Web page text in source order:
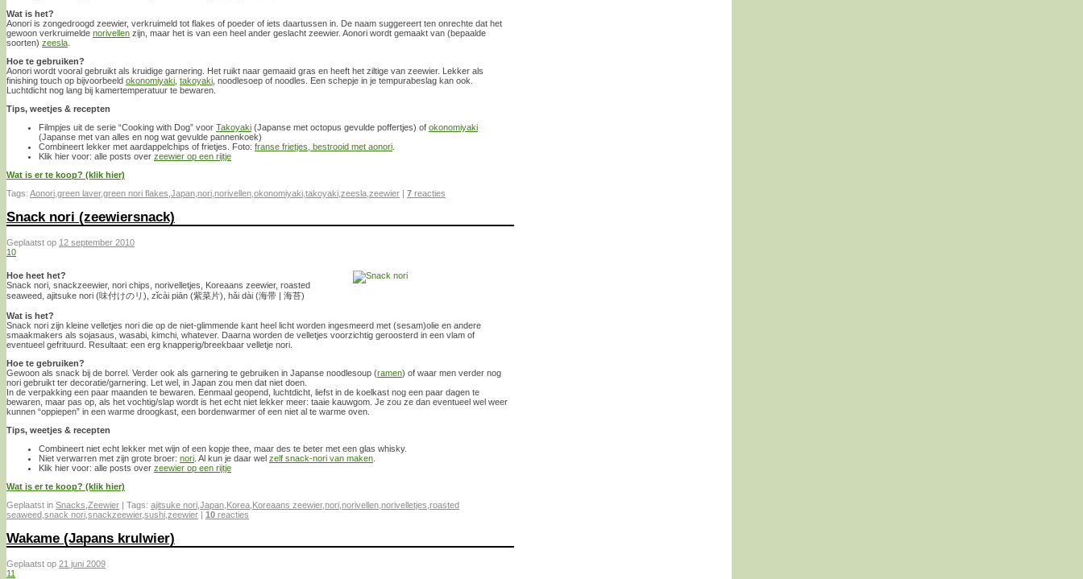
Wat is het?
Aonori is zongedroogd zeewier, verkruimeld tot flakes of poeder of iets daartussen in. De naam suggereert ten onrechte dat het
gewoon verkruimelde norivellen zijn, maar het is van een heel ander geslacht zeewier. Aonori wordt gemaakt van (bepaalde
soorten) zeesla
Hoe te gebruiken?
Aonori wordt vooral gebruikt als kruidige garnering. Het ruikt naar gemaaid gras en heeft het ziltige van zeewier. Lekker als
finishing touch op bijvoorbeeld okonomiyaki takoyaki , noodlesoep of noodles. Een schepje in je tempurabeslag kan ook.
Luchtdicht nog lang bij kamertemperatuur te bewaren.
Tips, weetjes & recepten
Filmpjes uit de serie “Cooking with Dog” voor Takoyaki (Japanse met octopus gevulde poffertjes) of okonomiyaki
(Japanse met van alles en nog wat gevulde pannenkoek)
Combineert lekker met aardappelchips of frietjes. Foto: franse frietjes, bestrooid met aonori
Klik hier voor: alle posts over zeewier op een rijtje
Wat is er te koop? (klik hier)
Tags: Aonori green laver,green nori flakes Japan nori norivellen okonomiyaki takoyaki zeesla zeewier 7 reacties
Snack nori (zeewiersnack)
Geplaatst op 12 september 2010
10
Hoe heet het?
Snack nori, snackzeewier, nori chips, norivelletjes, Koreaans zeewier, roasted
seaweed, ajitsuke nori (味付けのリ), zǐcài piān (紫菜片), hǎi dài (海带 | 海苔)
Wat is het?
Snack nori zijn kleine velletjes nori die op de niet-glimmende kant heel licht worden ingesmeerd met (sesam)olie en andere
smaakmakers als sojasaus, wasabi, kimchi, whatever. Daarna worden de velletjes voorzichtig geroosterd in een vlam of
eventueel gefrituurd. Resultaat: een erg knapperig/breekbaar velletje nori.
Hoe te gebruiken?
Gewoon als snack bij de borrel. Verder ook als garnering te gebruiken in Japanse noodlesoup (ramen) of waar men verder nog
nori gebruikt ter decoratie/garnering. Let wel, in Japan zou men dat niet doen.
In de verpakking een paar maanden te bewaren. Eenmaal geopend, luchtdicht, liefst in de koelkast nog een paar dagen te
bewaren, maar pas op, als het vochtig/slap wordt is het echt niet lekker meer: taaie kauwgom. Je zou ze dan eventueel wel weer
kunnen “oppiepen” in een warme droogkast, een bordenwarmer of een niet al te warme oven.
Tips, weetjes & recepten
Combineert niet echt lekker met wijn of een kopje thee, maar des te beter met een glas whisky.
Niet verwarren met zijn grote broer: nori . Al kun je daar wel zelf snack-nori van maken
Klik hier voor: alle posts over zeewier op een rijtje
Wat is er te koop? (klik hier)
Geplaatst in Snacks Zeewier Tags: ajitsuke nori Japan Korea Koreaans zeewier,nori norivellen norivelletjes roasted
seaweed snack nori snackzeewier,sushi zeewier 10 reacties
Wakame (Japans krulwier)
Geplaatst op 21 juni 2009
11